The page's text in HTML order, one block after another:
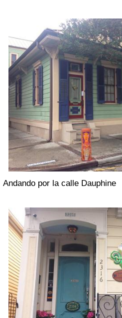
Andando por la calle Dauphine